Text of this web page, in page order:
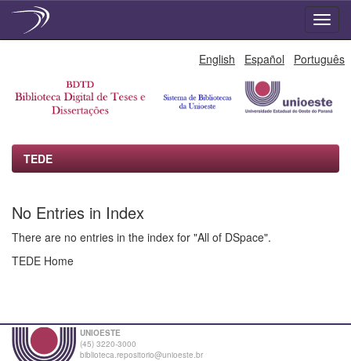
English Español Português
TEDE
No Entries in Index
There are no entries in the index for "All of DSpace".
TEDE Home
UNIOESTE
(45) 3220-3000
biblioteca.repositorio@unioeste.br